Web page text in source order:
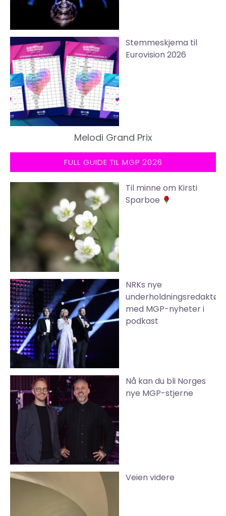
Stemmeskjema til
Eurovision 2026
Melodi Grand Prix
FULL GUIDE TIL MGP 2026
Til minne om Kirsti
Sparboe
NRKs nye
underholdningsredaktør
med MGP-nyheter i
podkast
Nå kan du bli Norges
nye MGP-stjerne
Veien videre